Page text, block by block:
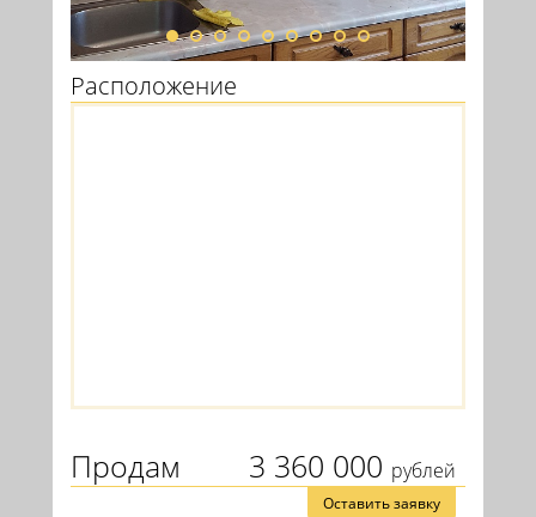
Расположение
3 360 000 рублей
Продам
Оставить заявку